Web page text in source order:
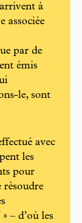
à
associée
par de
émis
le, sont
avec
les
pour
résoudre
– d’où les